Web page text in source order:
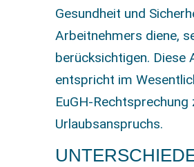
Gesundheit und
Arbeitnehmers diene,
berücksichtigen. Diese
entspricht im
EuGH-
Urlaubsanspruchs.